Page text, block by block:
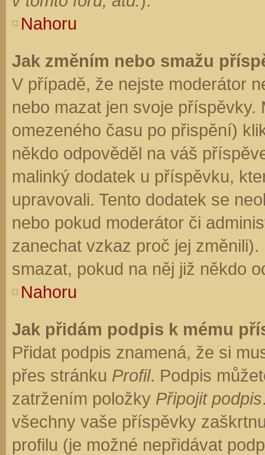
Nahoru
Jak změním nebo smažu
V případě, že nejste moderátor
nebo mazat jen svoje
omezeného času po přispění)
někdo odpověděl na váš
malinký dodatek u příspěvku,
upravovali. Tento dodatek se
nebo pokud moderátor či
zanechat vzkaz proč jej
smazat, pokud na něj již někdo
Nahoru
Jak přidám podpis k mému
Přidat podpis znamená, že si
přes stránku Profil. Podpis
zatržením položky Připojit podpis
všechny vaše příspěvky
profilu (je možné nepřidávat